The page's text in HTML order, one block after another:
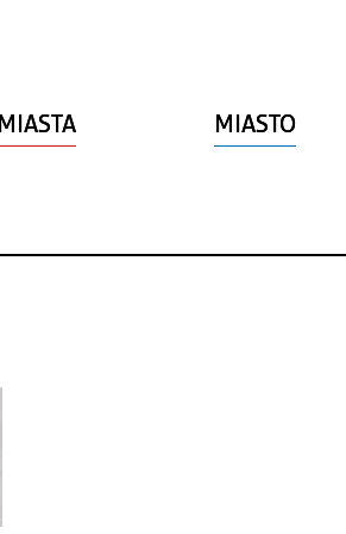
MIASTO